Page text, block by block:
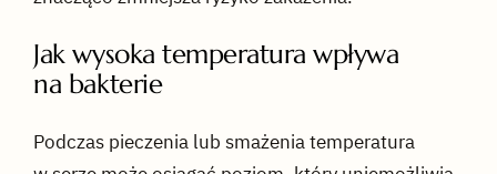
Jak wysoka temperatura wpływa
na bakterie
Podczas pieczenia lub smażenia temperatura